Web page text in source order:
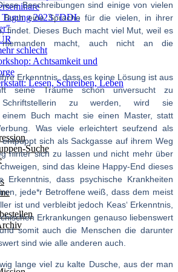
2023 "DDL
schlecht
Achtsamkeit und
Lesen, Schreiben, Leben
Suche
Beschreibungen sind einige von vielen
Buch eine Sprache für die vielen, in ihrer
findet. Dieses Buch macht viel Mut, weil es
macht, auch nicht an die
Erkenntnis, dass es keine Lösung ist aus
seine Träume schon unversucht zu
Schriftstellerin zu werden, wird sie
einem Buch macht sie einen Master, statt
Was viele erleichtert seufzend als
sich als Sackgasse auf ihrem Weg
hinter sich zu lassen und nicht mehr über
sind das kleine Happy-End dieses
Erkenntnis, dass psychische Krankheiten
jede*r Betroffene weiß, dass dem meist
ist und verbleibt jedoch Keas‘ Erkenntnis,
Erkrankungen genauso liebenswert
somit auch die Menschen die darunter
sind wie alle anderen auch.
lange viel zu kalte Dusche, aus der man